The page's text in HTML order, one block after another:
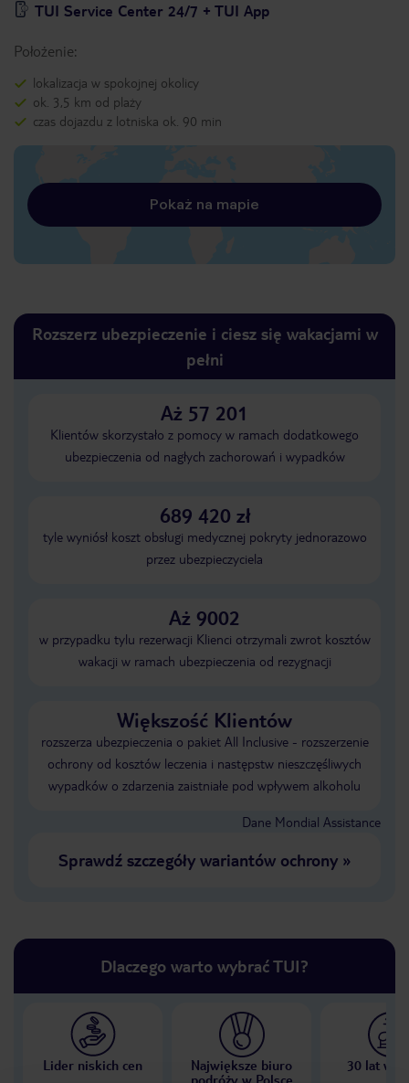
TUI Service Center 24/7 + TUI App
Położenie:
lokalizacja w spokojnej okolicy
ok. 3,5 km od plaży
czas dojazdu z lotniska ok. 90 min
Pokaż na mapie
Rozszerz ubezpieczenie i ciesz się wakacjami w
pełni
Aż 57 201
Klientów skorzystało z pomocy w ramach dodatkowego
ubezpieczenia od nagłych zachorowań i wypadków
689 420 zł
tyle wyniósł koszt obsługi medycznej pokryty jednorazowo
przez ubezpieczyciela
Aż 9002
w przypadku tylu rezerwacji Klienci otrzymali zwrot kosztów
wakacji w ramach ubezpieczenia od rezygnacji
Większość Klientów
rozszerza ubezpieczenia o pakiet All Inclusive - rozszerzenie
ochrony od kosztów leczenia i następstw nieszczęśliwych
wypadków o zdarzenia zaistniałe pod wpływem alkoholu
Dane Mondial Assistance
Sprawdź szczegóły wariantów ochrony»
Dlaczego warto wybrać TUI?
Lider niskich cen
Największe biuro
podróży w Polsce
30 lat w